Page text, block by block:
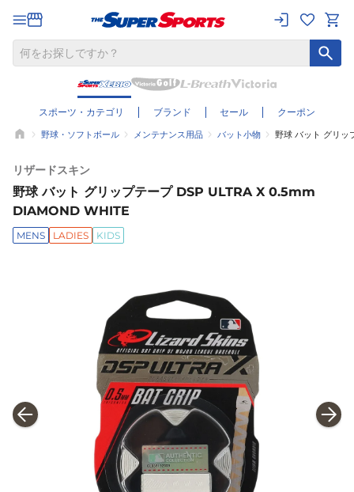
スポーツ・カテゴリ ブランド セール クーポン
野球・ソフトボール メンテナンス用品 バット小物 野球 バット グリ
リザードスキン
野球 バット グリップテープ DSP ULTRA X 0.5mm
DIAMOND WHITE
MENS LADIES KIDS